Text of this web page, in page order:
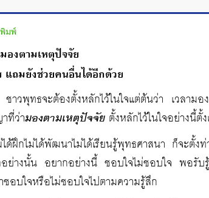
มพ์
งตามเหตุปัจจัย
แถมยังช่วยคนอื่นได้อีกด้วย
าวพุทธจะต้องตั้งหลักไว้ในใจแต่ต้นว่า เวลาม
ที่ว่ามองตามเหตุปัจจัย ตั้งหลักไว้ในใจอย่างนี้ตั้
ด้ฝึกไม่ได้พัฒนาไม่ได้เรียนรู้พุทธศาสนา ก็จะตั้
ย่างนั้น อยากอย่างนี้ ชอบใจไม่ชอบใจ พอรับรู้
อบใจหรือไม่ชอบใจไปตามความรู้สึก